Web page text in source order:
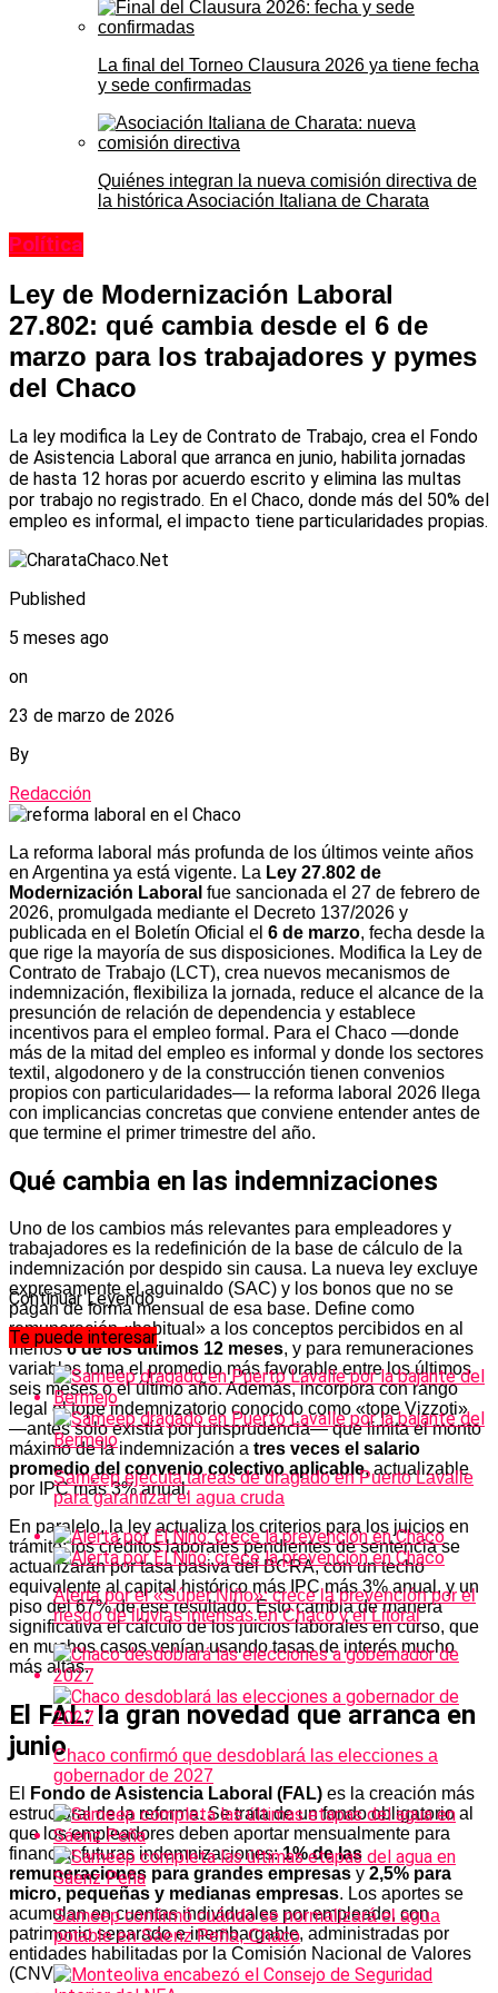
La final del Torneo Clausura 2026 ya tiene fecha
y sede confirmadas
Quiénes integran la nueva comisión directiva de
la histórica Asociación Italiana de Charata
Política
Ley de Modernización Laboral
27.802: qué cambia desde el 6 de
marzo para los trabajadores y pymes
del Chaco
La ley modifica la Ley de Contrato de Trabajo, crea el Fondo
de Asistencia Laboral que arranca en junio, habilita jornadas
de hasta 12 horas por acuerdo escrito y elimina las multas
por trabajo no registrado. En el Chaco, donde más del 50% del
empleo es informal, el impacto tiene particularidades propias.
Published
5 meses ago
on
23 de marzo de 2026
By
Redacción
La reforma laboral más profunda de los últimos veinte años
en Argentina ya está vigente. La Ley 27.802 de
Modernización Laboral fue sancionada el 27 de febrero de
2026, promulgada mediante el Decreto 137/2026 y
publicada en el Boletín Oficial el 6 de marzo, fecha desde la
que rige la mayoría de sus disposiciones. Modifica la Ley de
Contrato de Trabajo (LCT), crea nuevos mecanismos de
indemnización, flexibiliza la jornada, reduce el alcance de la
presunción de relación de dependencia y establece
incentivos para el empleo formal. Para el Chaco —donde
más de la mitad del empleo es informal y donde los sectores
textil, algodonero y de la construcción tienen convenios
propios con particularidades— la reforma laboral 2026 llega
con implicancias concretas que conviene entender antes de
que termine el primer trimestre del año.
Qué cambia en las indemnizaciones
Uno de los cambios más relevantes para empleadores y
trabajadores es la redefinición de la base de cálculo de la
indemnización por despido sin causa. La nueva ley excluye
expresamente el aguinaldo (SAC) y los bonos que no se
pagan de forma mensual de esa base. Define como
remuneración «habitual» a los conceptos percibidos en al
menos6 de los últimos 12 meses, y para remuneraciones
variables toma el promedio más favorable entre los últimos
seis meses o el último año. Además, incorpora con rango
legal el tope indemnizatorio conocido como «tope Vizzoti»
—antes solo existía por jurisprudencia— que limita el monto
máximo de la indemnización a tres veces el salario
promedio del convenio colectivo aplicable, actualizable
por IPC más 3% anual.
En paralelo, la ley actualiza los criterios para los juicios en
trámite: los créditos laborales pendientes de sentencia se
actualizarán por tasa pasiva del BCRA, con un techo
equivalente al capital histórico más IPC más 3% anual, y un
piso del 67% de ese resultado. Esto cambia de manera
significativa el cálculo de los juicios laborales en curso, que
en muchos casos venían usando tasas de interés mucho
más altas.
El FAL: la gran novedad que arranca en
junio
El Fondo de Asistencia Laboral (FAL) es la creación más
estructural de la reforma. Se trata de un fondo obligatorio al
que los empleadores deben aportar mensualmente para
financiar futuras indemnizaciones:1% de las
remuneraciones para grandes empresas y 2,5% para
micro, pequeñas y medianas empresas. Los aportes se
acumulan en cuentas individuales por empleado, con
patrimonio separado e inembargable, administradas por
entidades habilitadas por la Comisión Nacional de Valores
(CNV).
Continuar Leyendo
Te puede interesar
Sameep ejecuta tareas de dragado en Puerto Lavalle
para garantizar el agua cruda
Alerta por el «Súper Niño»: crece la prevención por el
riesgo de lluvias intensas en Chaco y el Litoral
Chaco confirmó que desdoblará las elecciones a
gobernador de 2027
Sameep confirmó cuándo se normalizará el agua
potable en Sáenz Peña, Chaco